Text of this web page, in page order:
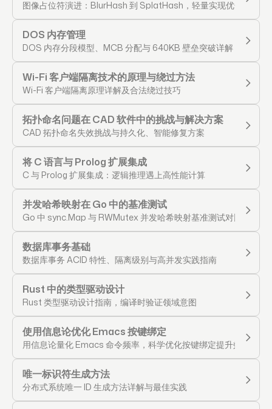
图像占位符演进：BlurHash 到 SplatHash，轻量实现优化 CLS
DOS 内存管理
DOS 内存分段模型、MCB 分配与 640KB 壁垒突破详解
Wi-Fi 客户端隔离技术的原理与绕过方法
Wi-Fi 客户端隔离原理详解及合法绕过技巧
拓扑命名问题在 CAD 软件中的挑战与解决方案
CAD 拓扑命名失效挑战与持久化、智能修复方案
将 C 语言与 Prolog 扩展集成
C 与 Prolog 扩展集成：逻辑推理遇上高性能计算
并发哈希映射在 Go 中的基准测试
Go 中 sync.Map 与 RWMutex 并发哈希映射基准测试对比
数据库事务基础
数据库事务 ACID 特性、隔离级别与高并发实践指南
Rust 中的类型驱动设计
Rust 类型驱动设计指南，编译时验证领域意图
使用信息论优化 Emacs 按键绑定
用信息论量化 Emacs 命令频率，科学优化按键绑定提升效率
唯一标识符生成方法
分布式系统唯一 ID 生成方法详解与最佳实践